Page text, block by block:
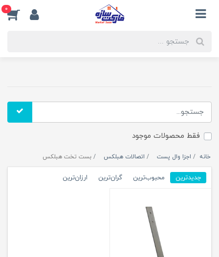
0
فقط محصولات موجود
خانه اجزا وال پست اتصالات هبلکس بست تخت هبلکس
جدیدترین محبوب‌ترین گران‌ترین ارزان‌ترین